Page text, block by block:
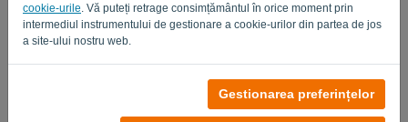
cookie-urile . Vă puteți retrage consimțământul în orice moment prin
intermediul instrumentului de gestionare a cookie-urilor din partea de jos
a site-ului nostru web.
Gestionarea preferințelor
Încearcă gratuit acum